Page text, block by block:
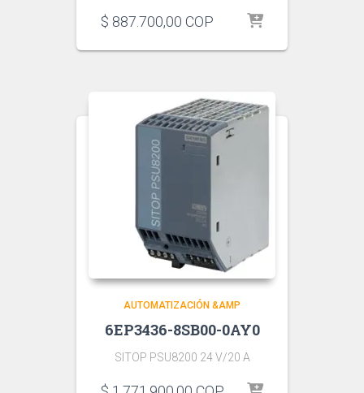
$ 887.700,00 COP
AUTOMATIZACIÓN &AMP
6EP3436-8SB00-0AY0
SITOP PSU8200 24 V/20 A